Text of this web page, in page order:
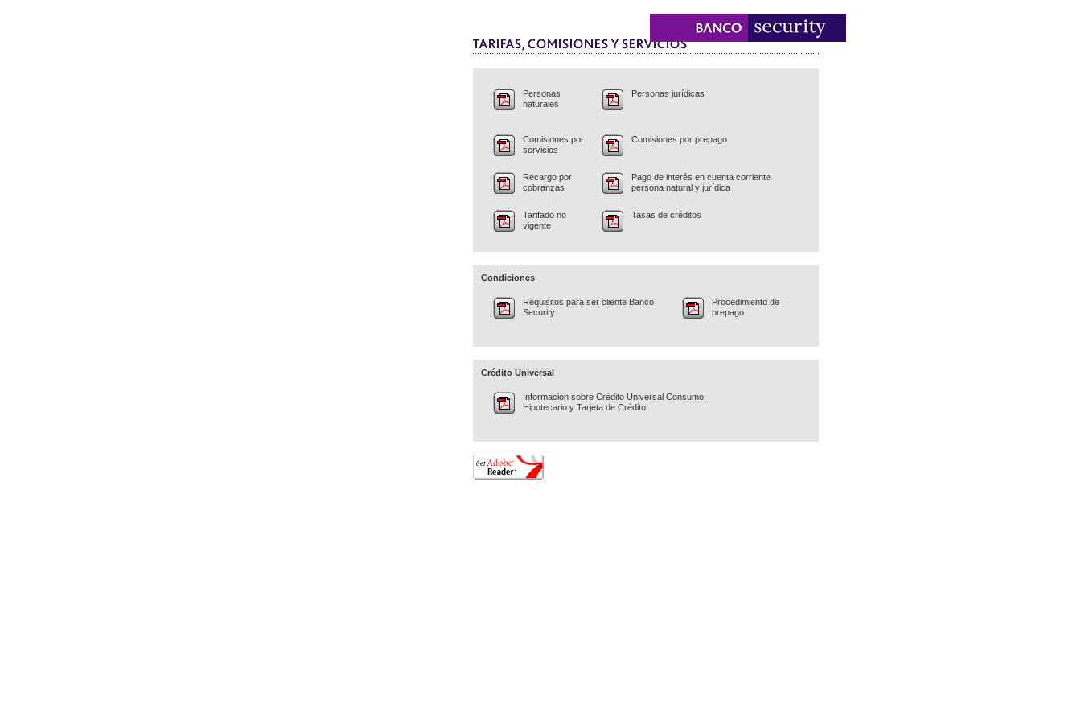
Personas
naturales
Personas jurídicas
Comisiones por
servicios
Comisiones por prepago
Recargo por
cobranzas
Pago de interés en cuenta corriente
persona natural y jurídica
Tarifado no
vigente
Tasas de créditos
Condiciones
Requisitos para ser cliente Banco
Security
Procedimiento de
prepago
Crédito Universal
Información sobre Crédito Universal Consumo,
Hipotecario y Tarjeta de Crédito